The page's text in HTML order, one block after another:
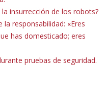
insurrección de los robots?
la responsabilidad: «Eres
has domesticado; eres
pruebas de seguridad.